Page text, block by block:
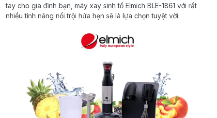
tay cho gia đình bạn, máy xay sinh tố Elmich BLE-1861 với rất
nhiều tính năng nổi trội hứa hẹn sẽ là lựa chọn tuyệt vời: